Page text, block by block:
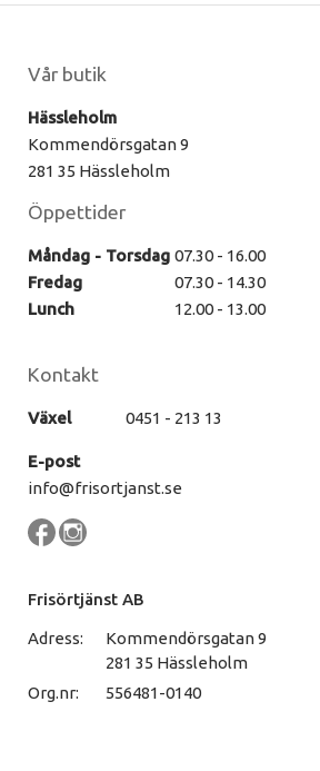
Vår butik
Hässleholm
Kommendörsgatan 9
281 35 Hässleholm
Öppettider
Måndag - Torsdag 07.30 - 16.00
Fredag
07.30 - 14.30
Lunch
12.00 - 13.00
Kontakt
Växel 0451 - 213 13
E-post
info@frisortjanst.se
Frisörtjänst AB
Adress:
Kommendörsgatan 9
281 35 Hässleholm
Org.nr:
556481-0140